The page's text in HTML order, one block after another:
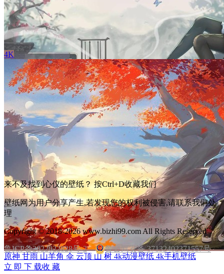
巴图BaTu 原创 野餐 树荫 草地 女孩 兔子 花瓣 5K高清动漫壁
纸
立 即 下 载收 藏
原神刻晴 黑色裤袜 黑丝美腿 4k动漫壁纸3840x2160
立 即 下 载 收 藏
4K
原神 甘雨 山羊角 伞 云顶 山 树 4k动漫壁纸 4k手机壁纸
立 即 下 载收 藏
来不及找到心仪的壁纸？ 按Ctrl+D收藏我们
壁纸网为用户分享产生,若发现您的权利被侵害,请联系我们处
理
Copyright © 2018-2026 www.bizhi99.com All Rights Reserved
鲁ICP备2022022828号-2 鲁公网安备 37132402371557号